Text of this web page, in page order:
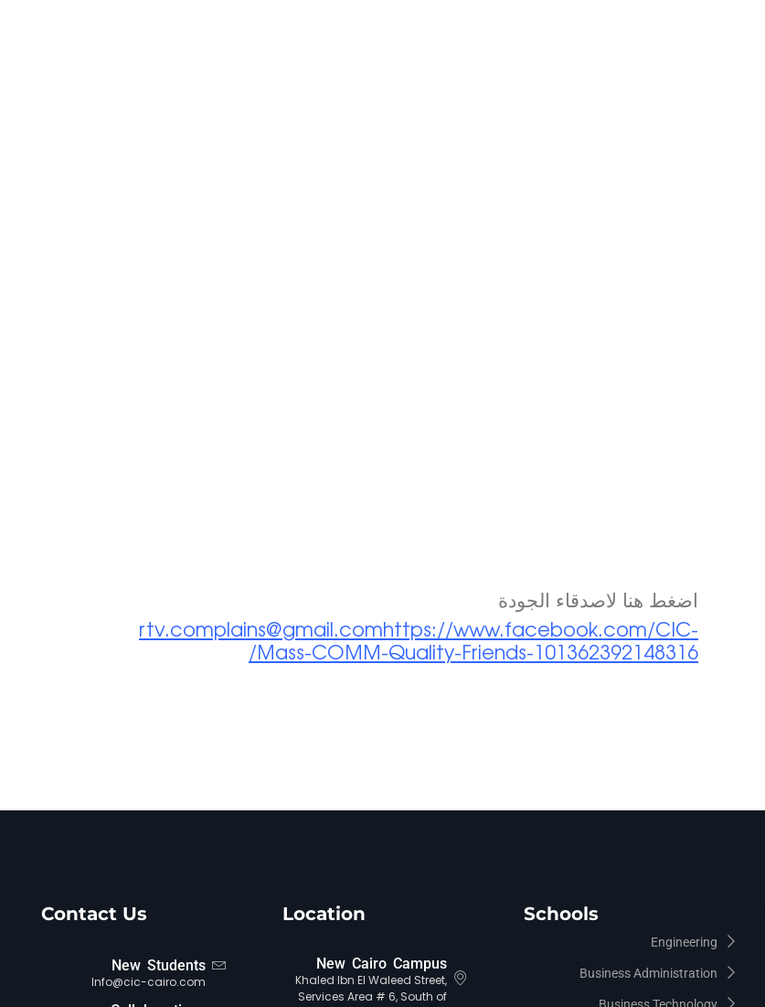
اضغط هنا لاصدقاء الجودة
rtv.complains@gmail.comhttps://www.facebook.com/CIC-
Mass-COMM-Quality-Friends-101362392148316/
Schools
Engineering
Business Administration
Location
New Cairo Campus
Khaled Ibn El Waleed Street,
Services Area # 6, South of
Contact Us
New Students
Info@cic-cairo.com